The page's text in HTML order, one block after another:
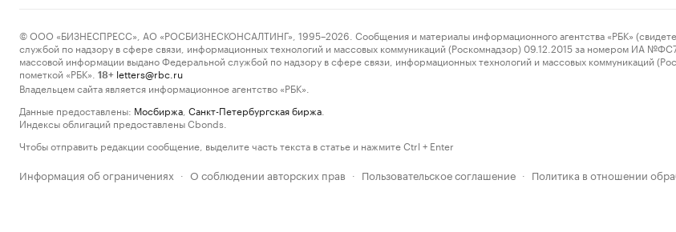
© ООО «БИЗНЕСПРЕСС», АО «РОСБИЗНЕСКОНСАЛТИНГ», 1995–2026. Сообщения и материалы информационного агентства «РБК»
службой по надзору в сфере связи, информационных технологий и массовых коммуникаций (Роскомнадзор) 09.12.2015 за номером ИА
массовой информации выдано Федеральной службой по надзору в сфере связи, информационных технологий и массовых коммуникаций
пометкой «РБК».
18+ letters@rbc.ru
Владельцем сайта является информационное агентство «РБК».
Данные предоставлены: Мосбиржа Санкт-Петербургская биржа
Индексы облигаций предоставлены Cbonds.
Чтобы отправить редакции сообщение, выделите часть текста в статье и нажмите Ctrl + Enter
Информация об ограничениях · О соблюдении авторских прав · Пользовательское соглашение · Политика в отношении